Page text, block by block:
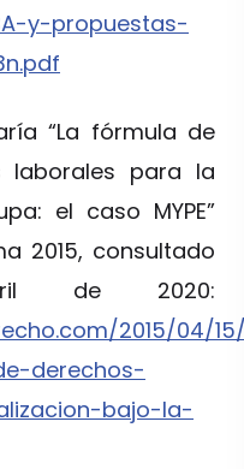
y-propuestas-
“La fórmula de
laborales para la
el caso MYPE”
2015, consultado
de 2020:
2015/04/
derechos-
bajo-la-